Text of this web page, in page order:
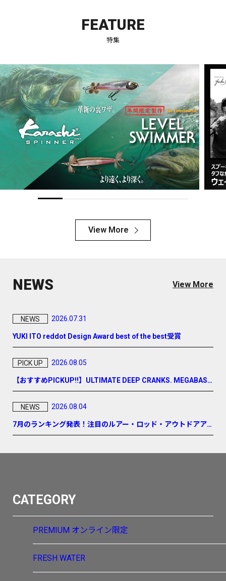
FEATURE
特集
View More
NEWS View More
NEWS 2026.07.31
YUKI ITO reddot Design Award best of the best受賞
PICK UP 2026.08.05
【おすすめPICKUP!!】ULTIMATE DEEP CRANKS. MEGABASS
DEEP-X 「DEEP-SIX」
NEWS
2026.08.04
7月のランキング発表！注目のルアー・ロッド・アウトドアア
イテムをまとめてチェック！
CATEGORY
PREMIUM オンライン限定
FRESH WATER